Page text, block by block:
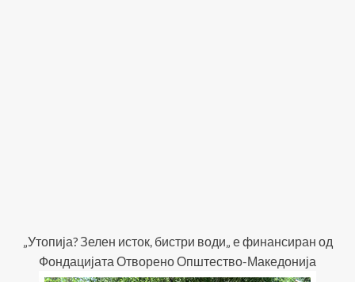
„Утопија? Зелен исток, бистри води„ е финансиран од
Фондацијата Отворено Општество-Македонија